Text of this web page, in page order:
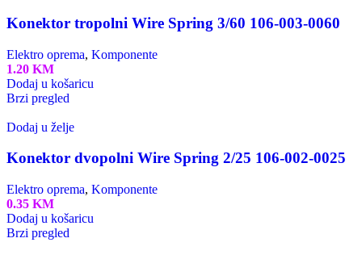
Konektor tropolni Wire Spring 3/60 106-003-0060
Elektro oprema, Komponente
1.20 KM
Dodaj u košaricu
Brzi pregled
Dodaj u želje
Konektor dvopolni Wire Spring 2/25 106-002-0025
Elektro oprema, Komponente
0.35 KM
Dodaj u košaricu
Brzi pregled